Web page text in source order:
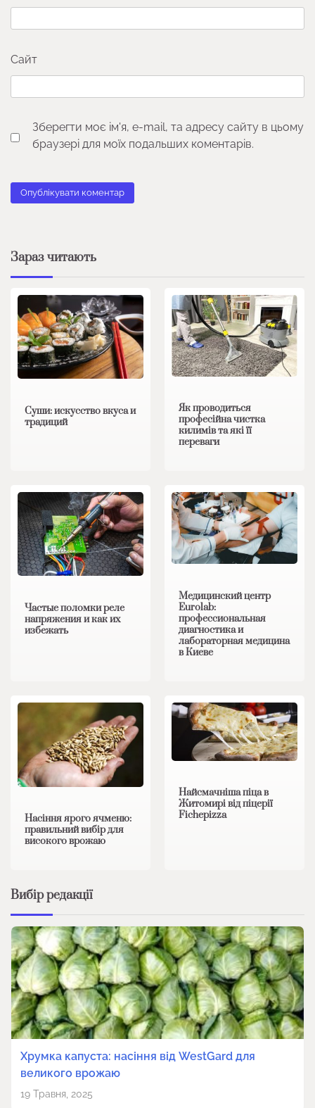
Сайт
Зберегти моє ім'я, e-mail, та адресу сайту в цьому
браузері для моїх подальших коментарів.
Зараз читають
Суши: искусство вкуса и
традиций
Як проводиться
професійна чистка
килимів та які її
переваги
Частые поломки реле
напряжения и как их
избежать
Медицинский центр
Eurolab:
профессиональная
диагностика и
лабораторная медицина
в Киеве
Насіння ярого ячменю:
правильний вибір для
високого врожаю
Найсмачніша піца в
Житомирі від піцерії
Fichepizza
Вибір редакції
Хрумка капуста: насіння від WestGard для
великого врожаю
19 Травня, 2025